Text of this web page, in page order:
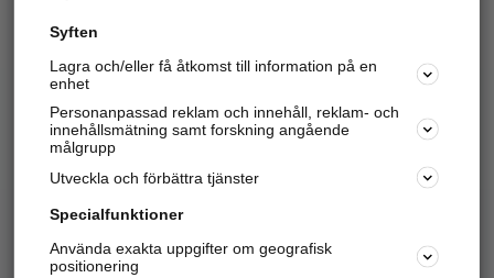
Hitta.se - Gratis nummerupplysning.
Sök företag, personer och platser.
Hitta telefonnummer, adresser, företagsinfo mm.
Marknadsför företaget
Kom igång och annonsera mot
Syften
Lagra och/eller få åtkomst till information på en
enhet
Personanpassad reklam och innehåll, reklam- och
innehållsmätning samt forskning angående
målgrupp
Utveckla och förbättra tjänster
Specialfunktioner
Använda exakta uppgifter om geografisk
positionering